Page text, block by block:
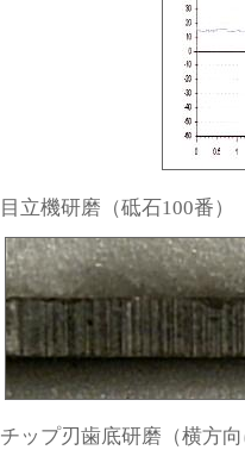
目立機研磨（砥石100番）
チップ刃歯底研磨（横方